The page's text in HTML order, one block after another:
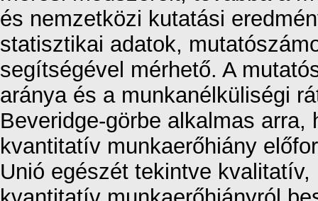
és nemzetközi kutatási
statisztikai adatok,
segítségével mérhető. A
aránya és a munkanélküliségi
Beveridge-görbe alkalmas
kvantitatív munkaerőhiány
Unió egészét tekintve